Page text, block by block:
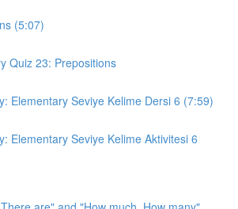
(5:07)
Quiz 23: Prepositions
Elementary Seviye Kelime Dersi 6 (7:59)
Elementary Seviye Kelime Aktivitesi 6